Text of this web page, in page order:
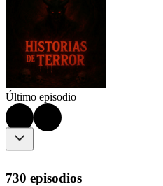
Último episodio
730 episodios